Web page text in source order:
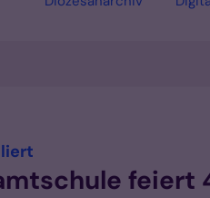
feiert